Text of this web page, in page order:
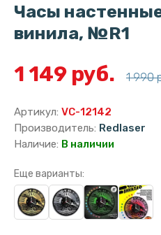
Часы
винила, №R1
1 149 руб. 1 990
Артикул: VC-12142
Производитель: Redlaser
Наличие: В наличии
Еще варианты: